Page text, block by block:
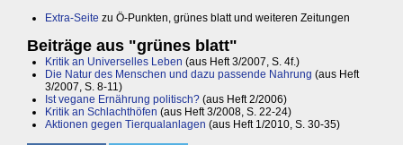
Extra-Seite zu Ö-Punkten, grünes blatt und weiteren Zeitungen
Beiträge aus "grünes blatt"
Kritik an Universelles Leben (aus Heft 3/2007, S. 4f.)
Die Natur des Menschen und dazu passende Nahrung (aus Heft
3/2007, S. 8-11)
Ist vegane Ernährung politisch? (aus Heft 2/2006)
Kritik an Schlachthöfen (aus Heft 3/2008, S. 22-24)
Aktionen gegen Tierqualanlagen (aus Heft 1/2010, S. 30-35)